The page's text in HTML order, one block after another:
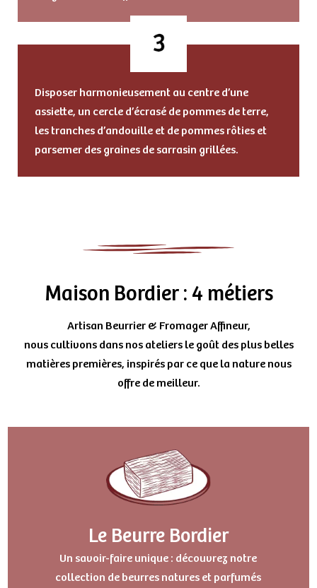
Disposer harmonieusement au centre d’une
assiette, un cercle d’écrasé de pommes de terre,
les tranches d’andouille et de pommes rôties et
parsemer des graines de sarrasin grillées.
Maison Bordier : 4 métiers
Artisan Beurrier & Fromager Affineur,
nous cultivons dans nos ateliers le goût des plus belles
matières premières, inspirés par ce que la nature nous
offre de meilleur.
Le Beurre Bordier
Un savoir-faire unique : découvrez notre
collection de beurres natures et parfumés